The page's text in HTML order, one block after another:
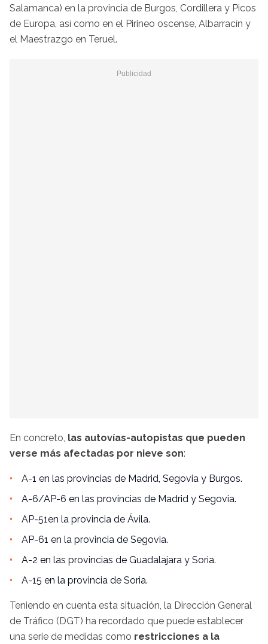
Salamanca) en la provincia de Burgos, Cordillera y Picos
de Europa, así como en el Pirineo oscense, Albarracín y
el Maestrazgo en Teruel.
En concreto, las autovías-autopistas que pueden
verse más afectadas por nieve son:
A-1 en las provincias de Madrid, Segovia y Burgos.
A-6/AP-6 en las provincias de Madrid y Segovia.
AP-51en la provincia de Ávila.
AP-61 en la provincia de Segovia.
A-2 en las provincias de Guadalajara y Soria.
A-15 en la provincia de Soria.
Teniendo en cuenta esta situación, la Dirección General
de Tráfico (DGT) ha recordado que puede establecer
una serie de medidas como restricciones a la